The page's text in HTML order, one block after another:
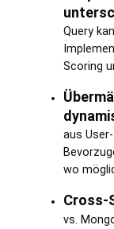
Query
Scoring
aus
wo
Cross-
vs.